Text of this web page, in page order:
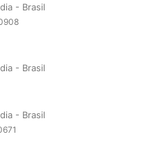
- Brasil
- Brasil
- Brasil